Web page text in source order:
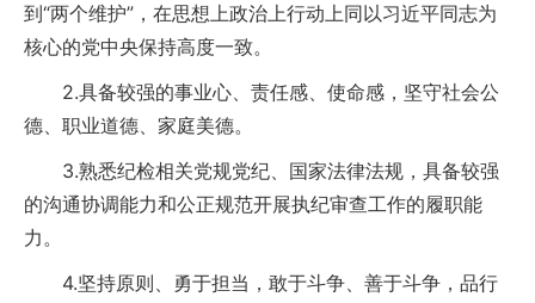
到“两个维护”，在思想上政治上行动上同以习近平同志为
核心的党中央保持高度一致。
2.具备较强的事业心、责任感、使命感，坚守社会公
德、职业道德、家庭美德。
3.熟悉纪检相关党规党纪、国家法律法规，具备较强
的沟通协调能力和公正规范开展执纪审查工作的履职能
力。
4.坚持原则、勇于担当，敢于斗争、善于斗争，品行